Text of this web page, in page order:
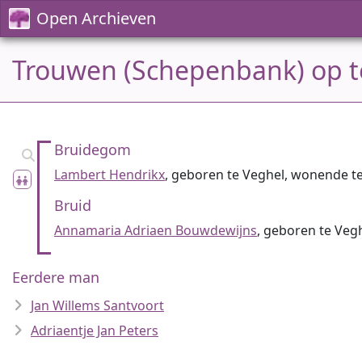
Open Archieven
Trouwen (Schepenbank) op
Bruidegom
Lambert Hendrikx, geboren te Veghel, wonende
Bruid
Annamaria Adriaen Bouwdewijns, geboren te
Eerdere man
Jan Willems Santvoort
Adriaentje Jan Peters